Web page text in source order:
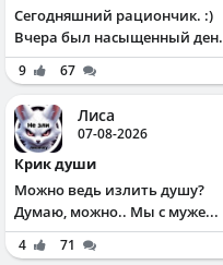
Сегодняшний рациончик. :)
Вчера был насыщенный
9 67
Лиса
07-08-2026
Крик души
Можно ведь излить душу?
Думаю, можно.. Мы с муже...
4
71